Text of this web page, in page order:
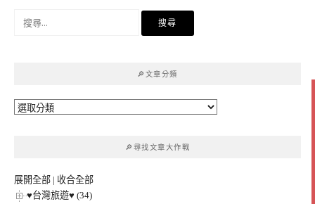
🔎文章分類
🔎
🔎尋找文章大作戰
展開全部 | 收合全部
♥台灣旅遊♥ (34)